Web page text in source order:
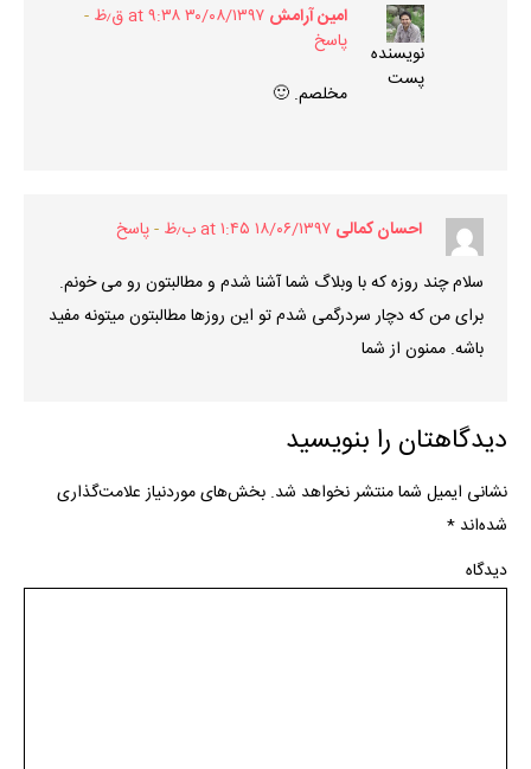
نویسنده
پست
امین آرامش ۳۰/۰۸/۱۳۹۷ at ۹:۳۸ ق٫ظ
پاسخ
مخلصم. 🙂
احسان کمالی ۱۸/۰۶/۱۳۹۷ at ۱:۴۵ ب٫ظ
پاسخ
سلام چند روزه که با وبلاگ شما آشنا شدم و مطالبتون رو می خونم.
برای من که دچار سردرگمی شدم تو این روزها مطالبتون میتونه مفید
باشه. ممنون از شما
دیدگاهتان را بنویسید
نشانی ایمیل شما منتشر نخواهد شد. بخش‌های موردنیاز علامت‌گذاری
شده‌اند *
دیدگاه